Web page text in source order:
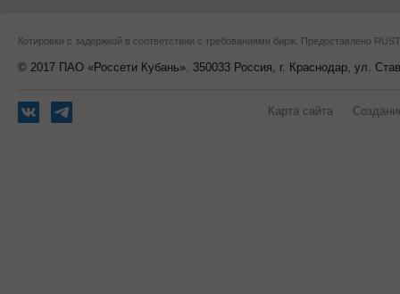
Котировки с задержкой в соответствии с требованиями бирж. Предоставлено
© 2017 ПАО «Россети Кубань». 350033 Россия, г. Краснодар, ул.
Карта сайта